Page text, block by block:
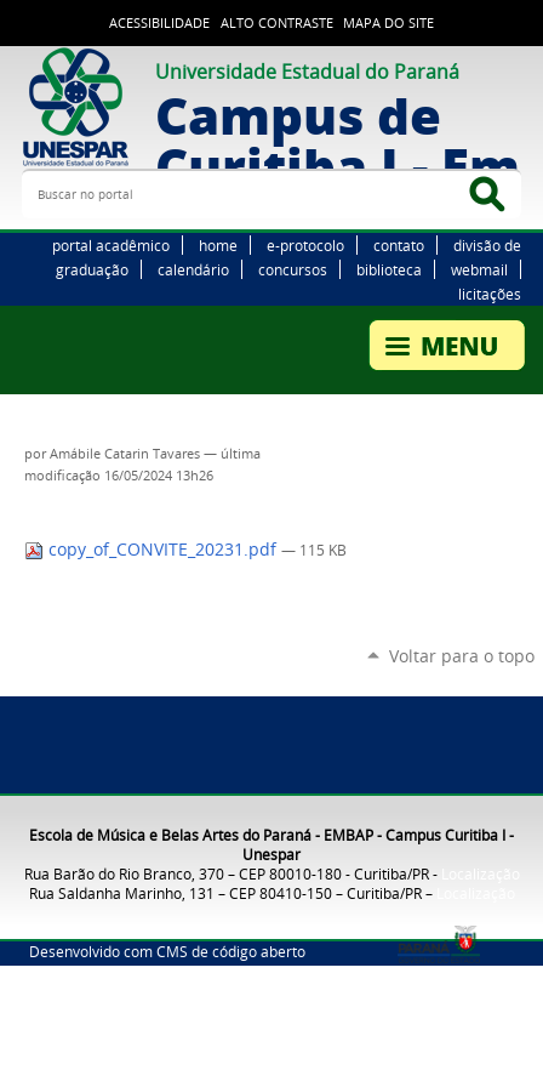
ACESSIBILIDADE ALTO CONTRASTE MAPA DO SITE
Universidade Estadual do Paraná
Campus de
Curitiba I -
Buscar no portal
portal acadêmico home e-protocolo contato
divisão de
graduação
calendário concursos biblioteca
webmail
licitações
porAmábile Catarin Tavares — última
modificação 16/05/2024 13h26
copy_of_CONVITE_20231.pdf — 115 KB
Voltar para o topo
Escola de Música e Belas Artes do Paraná - EMBAP - Campus Curitiba I -
Unespar
Rua Barão do Rio Branco, 370 – CEP 80010-180 - Curitiba/PR -
Rua Saldanha Marinho, 131 – CEP 80410-150 – Curitiba/PR –
Desenvolvido com CMS de código aberto